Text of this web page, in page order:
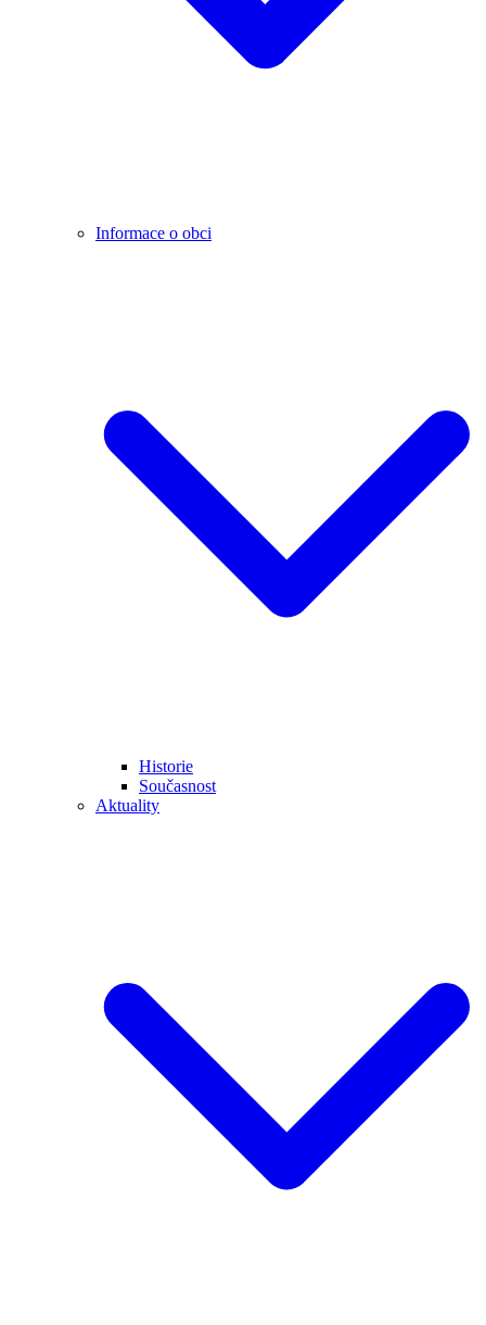
Informace o obci
Historie
Současnost
Aktuality